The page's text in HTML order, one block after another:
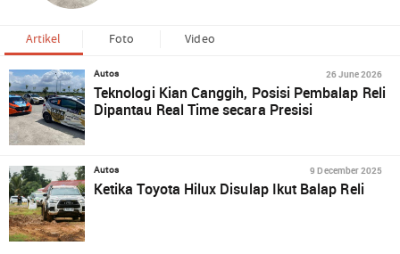
Artikel Foto Video
Autos 26 June 2026
Teknologi Kian Canggih, Posisi Pembalap Reli
Dipantau Real Time secara Presisi
Autos 9 December 2025
Ketika Toyota Hilux Disulap Ikut Balap Reli